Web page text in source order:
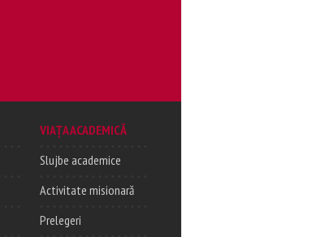
VIAȚA ACADEMICĂ
Slujbe academice
Activitate misionară
Prelegeri